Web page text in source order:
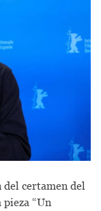
certamen del
pieza “Un